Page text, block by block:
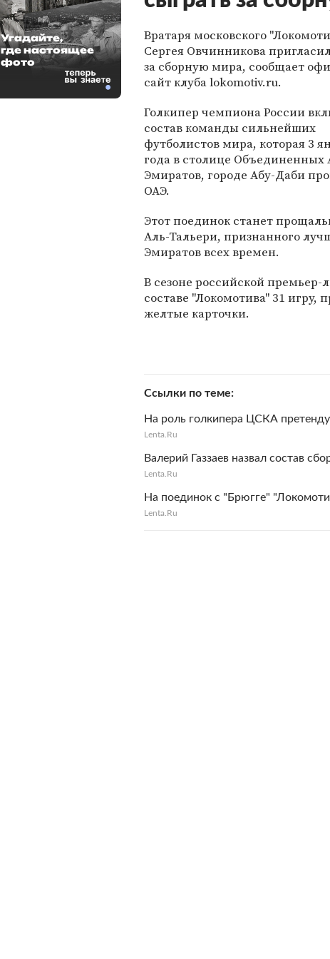
Вратаря московского
Сергея Овчинникова
за сборную мира, сообщает
сайт клуба lokomotiv.ru.
Голкипер чемпиона России
состав команды сильнейших
футболистов мира, которая 3
года в столице Объединенных
Эмиратов, городе Абу-Даби
ОАЭ.
Этот поединок станет
Аль-Тальери, признанного
Эмиратов всех времен.
В сезоне российской премьер-
составе "Локомотива" 31 игру,
желтые карточки.
Ссылки по теме
На роль голкипера ЦСКА
Lenta.Ru
Валерий Газзаев назвал состав
Lenta.Ru
На поединок с "Брюгге"
Lenta.Ru
Угадайте,
где настоящее
фото